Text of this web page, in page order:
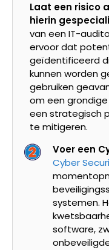
Laat een risico
hierin
van een IT-
ervoor dat
geïdentificeerd
kunnen worden
gebruiken
om een
een strategisch
te mitigeren.
Voer een
Cyber
systemen.
software,